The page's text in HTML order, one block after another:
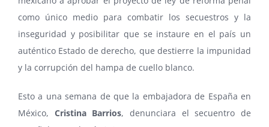
como único medio para combatir los secuestros y la
inseguridad y posibilitar que se instaure en el país un
auténtico Estado de derecho, que destierre la impunidad
y la corrupción del hampa de cuello blanco.
Esto a una semana de que la embajadora de España en
México, Cristina Barrios, denunciara el secuentro de